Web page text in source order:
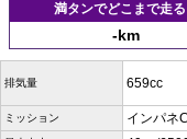
満タンでどこまで走る
-km
排気量 659cc
ミッション インパネ